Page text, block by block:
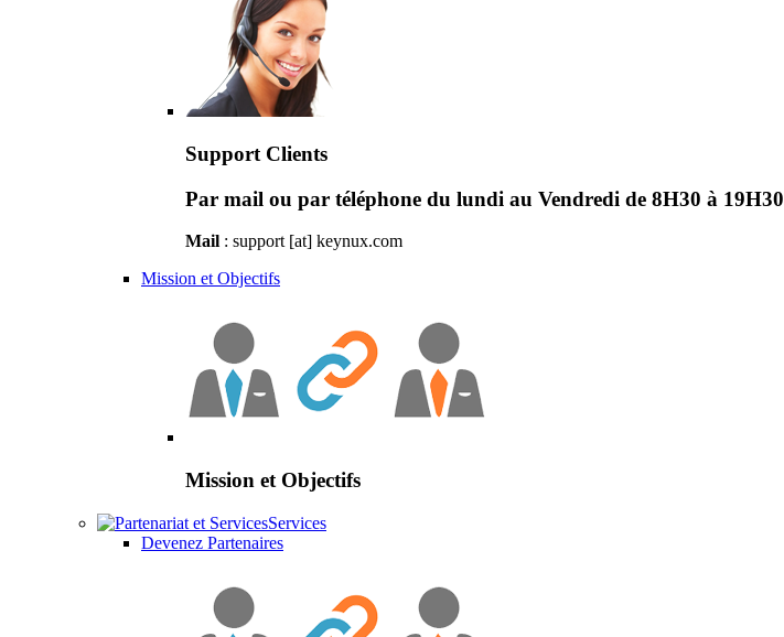
Support Clients
Par mail ou par téléphone du lundi au Vendredi de 8H30 à 19H30
Mail : support [at] keynux.com
Mission et Objectifs
Mission et Objectifs
Services
Devenez Partenaires